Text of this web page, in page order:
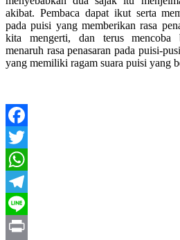
akibat. Pembaca dapat ikut serta
pada puisi yang memberikan rasa
kita mengerti, dan terus mencoba
menaruh rasa penasaran pada puisi-
yang memiliki ragam suara puisi yang
Facebook
Twitter
WhatsApp
Telegram
Line